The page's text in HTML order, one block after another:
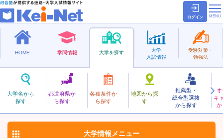
ログイン
HOME 学問情報 大学を探す
大学名から
探す
都道府県か
ら探す
各種条件か
ら探す
地図から探
す
推薦型・
総合型選抜
から探す
キ
か
大学
入試情報
受験対策・
勉強法
私立
こうべときわ
神戸常盤大学 お気に入り
大学情報 メニュー